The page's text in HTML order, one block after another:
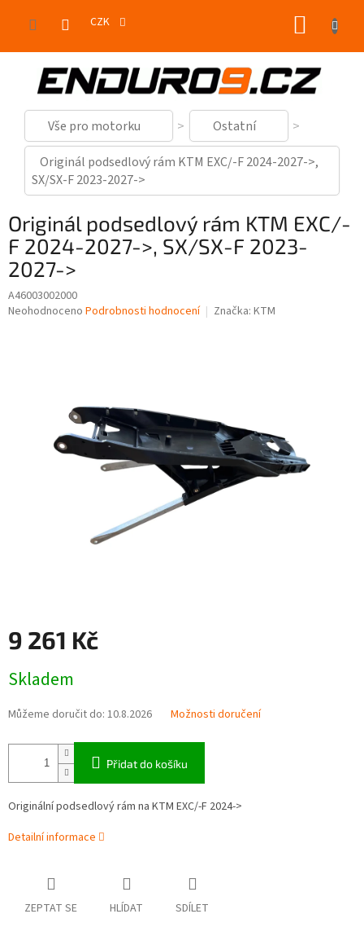
CZK
Vše pro motorku
Ostatní
Originál podsedlový rám KTM EXC/-F 2024-2027->,
SX/SX-F 2023-2027->
Originál podsedlový rám KTM EXC/-
F 2024-2027->, SX/SX-F 2023-
2027->
A46003002000
Průměrné
Neohodnoceno Podrobnosti hodnocení Značka: KTM
9 261 Kč
cena:
Skladem
Můžeme doručit do: 10.8.2026 Možnosti doručení
Přidat do košíku
Originální podsedlový rám na KTM EXC/-F 2024->
Detailní informace
ZEPTAT SE HLÍDAT SDÍLET